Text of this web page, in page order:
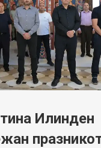
Илинден